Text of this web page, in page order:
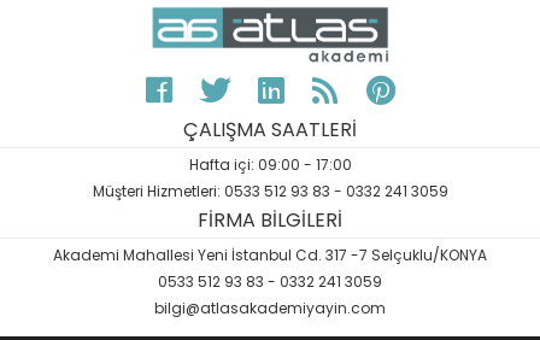
ÇALIŞMA SAATLERİ
Hafta içi: 09:00 - 17:00
Müşteri Hizmetleri: 0533 512 93 83 - 0332 241 3059
FİRMA BİLGİLERİ
Akademi Mahallesi Yeni İstanbul Cd. 317 -7 Selçuklu/KONYA
0533 512 93 83 - 0332 241 3059
bilgi@atlasakademiyayin.com